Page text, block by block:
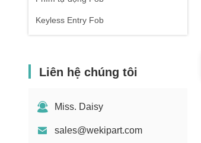
Keyless Entry Fob
Liên hệ chúng tôi
Miss. Daisy
sales@wekipart.com